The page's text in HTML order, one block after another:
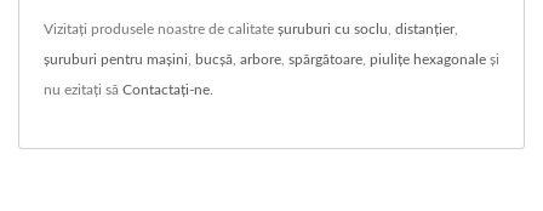
Vizitați produsele noastre de calitate șuruburi cu soclu distanţier,
șuruburi pentru mașini bucșă arbore spărgătoare piulițe hexagonale și
nu ezitați să Contactați-ne